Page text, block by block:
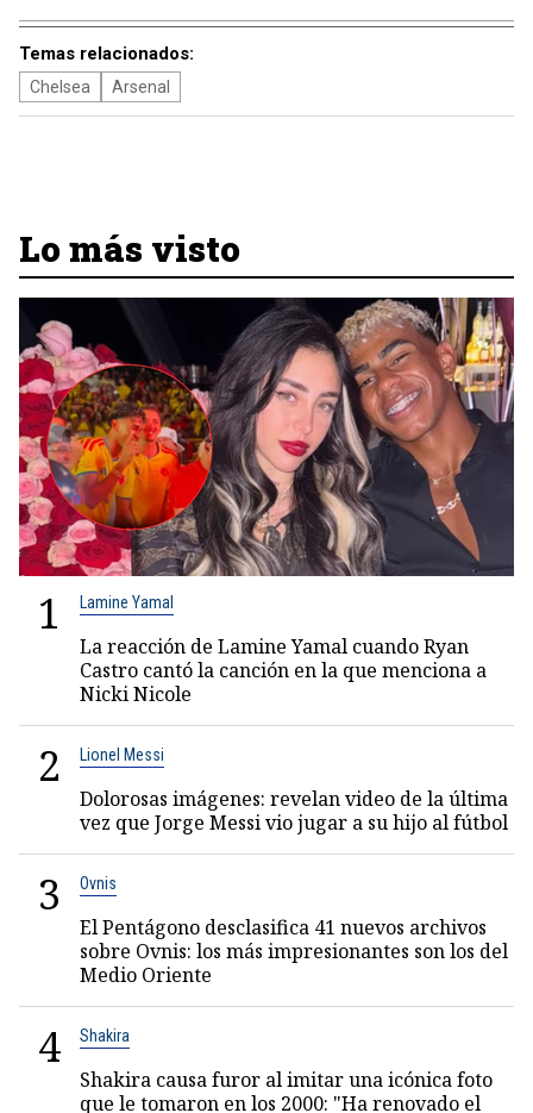
Temas relacionados:
Chelsea Arsenal
Lo más visto
1 Lamine Yamal
La reacción de Lamine Yamal cuando Ryan
Castro cantó la canción en la que menciona a
Nicki Nicole
2 Lionel Messi
Dolorosas imágenes: revelan video de la última
vez que Jorge Messi vio jugar a su hijo al fútbol
3 Ovnis
El Pentágono desclasifica 41 nuevos archivos
sobre Ovnis: los más impresionantes son los del
Medio Oriente
4 Shakira
Shakira causa furor al imitar una icónica foto
que le tomaron en los 2000: "Ha renovado el